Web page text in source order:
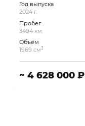
Год выпуска
2024 г.
Пробег
3494 км.
Объём
1969 см3
~ 4 628 000 ₽